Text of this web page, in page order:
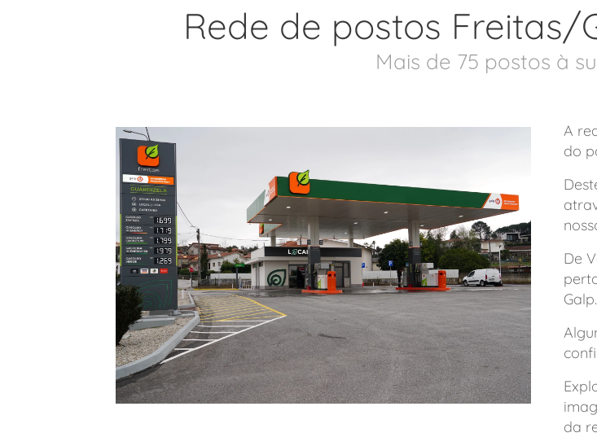
Rede de postos Freitas/
Mais de 75 postos à
A
do
De
Galp.
da